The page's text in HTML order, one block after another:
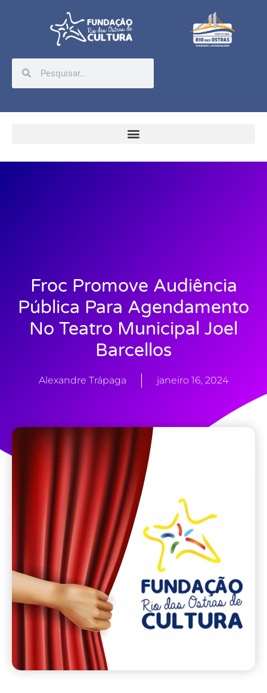
Froc Promove Audiência
Pública Para Agendamento
No Teatro Municipal Joel
Barcellos
Alexandre Trápaga janeiro 16, 2024